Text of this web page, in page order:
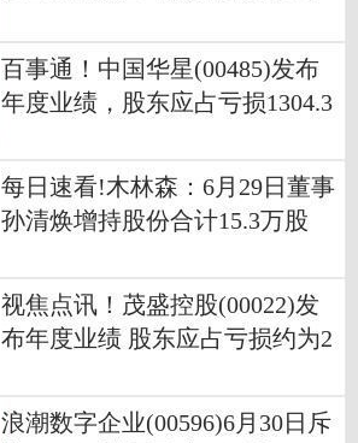
百事通！中国华星(00485)发布
年度业绩，股东应占亏损1304.3
每日速看!木林森：6月29日董事
孙清焕增持股份合计15.3万股
视焦点讯！茂盛控股(00022)发
布年度业绩 股东应占亏损约为2
浪潮数字企业(00596)6月30日斥